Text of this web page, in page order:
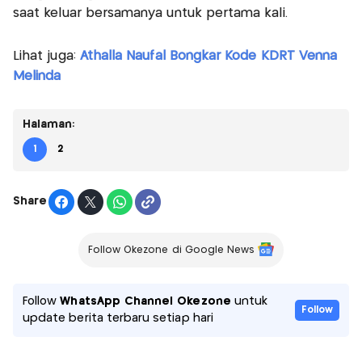
saat keluar bersamanya untuk pertama kali.
Lihat juga: Athalla Naufal Bongkar Kode KDRT Venna
Melinda
Halaman:
1 2
Share
Follow Okezone di Google News
FollowWhatsApp Channel Okezone untuk
update berita terbaru setiap hari
Follow